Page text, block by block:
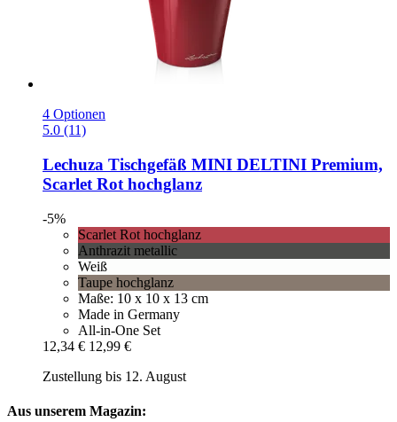
4 Optionen
5.0 (11)
Lechuza Tischgefäß MINI DELTINI Premium,
Scarlet Rot hochglanz
-5%
Scarlet Rot hochglanz
Anthrazit metallic
Weiß
Taupe hochglanz
Maße: 10 x 10 x 13 cm
Made in Germany
All-in-One Set
12,34 € 12,99 €
Zustellung bis 12. August
Aus unserem Magazin: